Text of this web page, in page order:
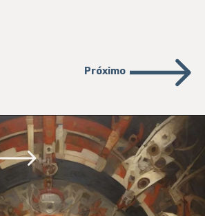
Próximo